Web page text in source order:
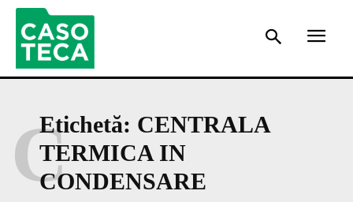
Etichetă: CENTRALA
TERMICA IN
CONDENSARE
C